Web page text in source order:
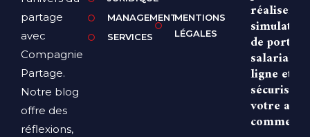
partage
avec
Compagnie
Partage.
Notre blog
offre des
réflexions,
MANAGEMENT
SERVICES
MENTIONS
LÉGALES
réaliser
simulation
de portage
salarial en
ligne et
sécuriser
votre